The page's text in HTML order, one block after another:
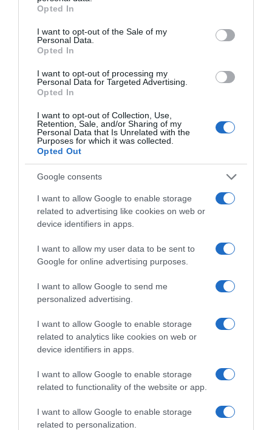
grant or deny consent to Google and its third-party tags to
use your data for below specified purposes in below Google
consent section.
Opted In
I want to opt-out of the Sale of my
Personal Data.
Opted In
I want to opt-out of processing my
Personal Data for Targeted Advertising.
Opted In
I want to opt-out of Collection, Use,
Retention, Sale, and/or Sharing of my
Personal Data that Is Unrelated with the
Purposes for which it was collected.
Opted Out
Google consents
I want to allow Google to enable storage
related to advertising like cookies on web or
device identifiers in apps.
I want to allow my user data to be sent to
Google for online advertising purposes.
I want to allow Google to send me
personalized advertising.
I want to allow Google to enable storage
related to analytics like cookies on web or
device identifiers in apps.
I want to allow Google to enable storage
related to functionality of the website or app.
I want to allow Google to enable storage
related to personalization.
Παλαιό Φάληρο: Συνελήφθη 49χρονος
ως μέλος της εγκληματικής
οργάνωσης του “Έντικ” –
Κατηγορείται για εκβιασμούς και
ξυλοδαρμούς επιχειρηματιών
Ο άνδρας είχε διαφύγει στο εξωτερικό κι επέστρεψε στην
Ελλάδα
Καταγγελία για ξυλοδαρμό
ειδικευόμενης γιατρού στον Ερυθρό
“Άρχισε να τη σπρώχνει, να τη βρίζει
και να τη χτυπάει”
Η δράστιδα ήταν πιθανώς υπό την επήρεια αλκοόλ